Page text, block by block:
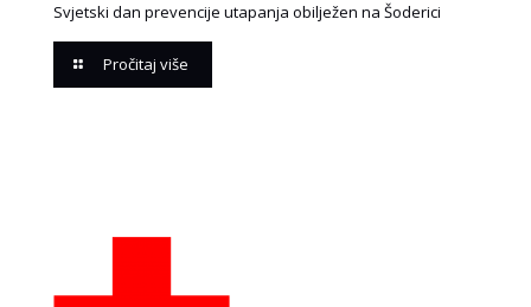
Svjetski dan prevencije utapanja obilježen na Šoderici
Pročitaj više